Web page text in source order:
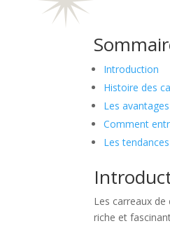
Introduction
Histoire des
Les
Comment
Les
Les carreaux
riche et